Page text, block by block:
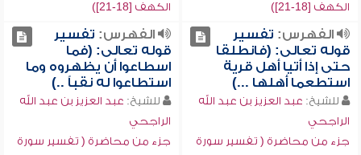
الكهف [18-21])
الكهف [18-21])
الفهرس: تفسير
قوله تعالى: (فانطلقا
حتى إذا أتيا أهل قرية
استطعما أهلها ...)
للشيخ: عبد العزيز بن عبد الله
الراجحي
جزء من محاضرة ( تفسير سورة
الفهرس: تفسير
قوله تعالى: (فما
اسطاعوا أن يظهروه وما
استطاعوا له نقباً ..)
للشيخ: عبد العزيز بن عبد الله
الراجحي
جزء من محاضرة ( تفسير سورة